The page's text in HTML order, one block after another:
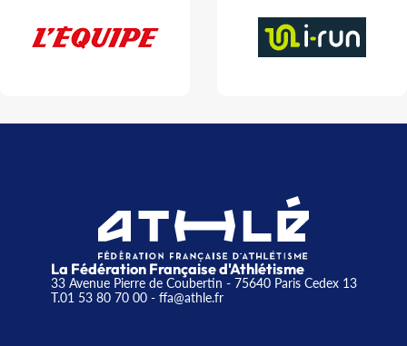
La Fédération Française d'Athlétisme
33 Avenue Pierre de Coubertin - 75640 Paris Cedex 13
T.01 53 80 70 00- ffa@athle.fr